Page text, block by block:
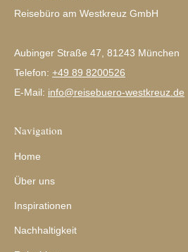
Reisebüro am Westkreuz GmbH
Aubinger Straße 47, 81243 München
Telefon: +49 89 8200526
E-Mail: info@reisebuero-westkreuz.de
Navigation
Home
Über uns
Inspirationen
Nachhaltigkeit